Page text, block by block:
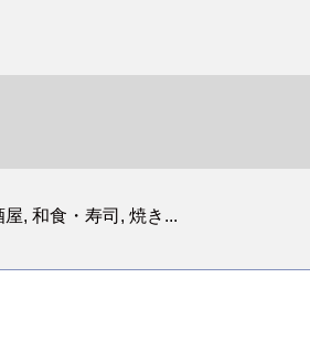
, 和食・寿司, 焼き...